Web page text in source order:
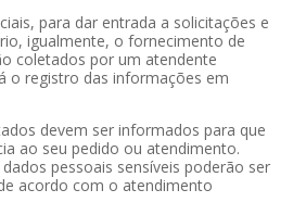
para dar entrada a solicitações e
igualmente, o fornecimento de
coletados por um atendente
o registro das informações em
devem ser informados para que
ao seu pedido ou atendimento.
pessoais sensíveis poderão ser
acordo com o atendimento